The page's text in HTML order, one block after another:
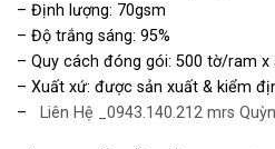
– Định lượng: 70gsm
– Độ trắng sáng: 95%
– Quy cách đóng gói: 500 tờ/ram x
– Xuất xứ: được sản xuất & kiểm
–
Liên Hệ _0943.140.212 mrs